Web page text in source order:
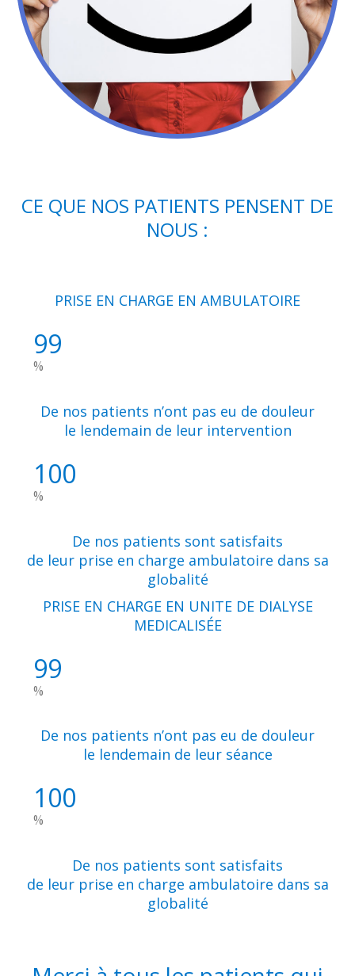
CE QUE NOS PATIENTS PENSENT DE
NOUS :
PRISE EN CHARGE EN AMBULATOIRE
99
%
De nos patients n’ont pas eu de douleur
le lendemain de leur intervention
100
%
De nos patients sont satisfaits
de leur prise en charge ambulatoire dans sa
globalité
PRISE EN CHARGE EN UNITE DE DIALYSE
MEDICALISÉE
99
%
De nos patients n’ont pas eu de douleur
le lendemain de leur séance
100
%
De nos patients sont satisfaits
de leur prise en charge ambulatoire dans sa
globalité